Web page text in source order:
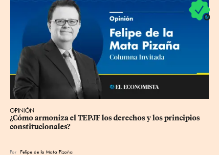
OPINIÓN
¿Cómo armoniza el TEPJF los derechos y los principios
constitucionales?
Por Felipe de la Mata Pizaña